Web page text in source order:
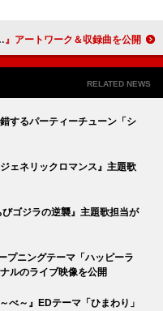
THE ALFEE、ニューシングル『HEART OF RAINBOW』アートワーク＆収録曲を公開
RELATED NEWS
するパーティーチューン「シ
ェネリックロマンス』主題歌
ゴジラの逆襲』主題歌担当が
プニングテーマ「ハッピーラ
ルのライブ映像を公開
べ～』EDテーマ「ひまわり」